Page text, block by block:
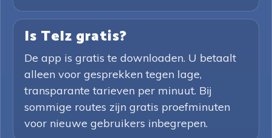
Is Telz gratis?
De app is gratis te downloaden. U betaalt
alleen voor gesprekken tegen lage,
transparante tarieven per minuut. Bij
sommige routes zijn gratis proefminuten
voor nieuwe gebruikers inbegrepen.